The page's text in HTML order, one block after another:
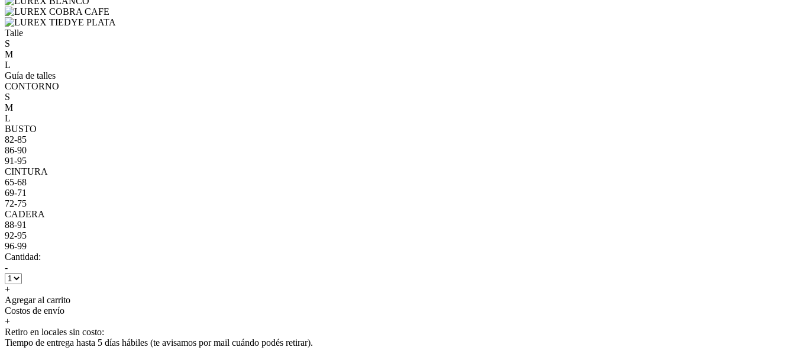
Talle
S
M
L
Guía de talles
CONTORNO
S
M
L
BUSTO
82-85
86-90
91-95
CINTURA
65-68
69-71
72-75
CADERA
88-91
92-95
96-99
Cantidad:
-
+
Agregar al carrito
Costos de envío
+
Retiro en locales sin costo:
Tiempo de entrega hasta 5 días hábiles (te avisamos por mail cuándo podés retirar).